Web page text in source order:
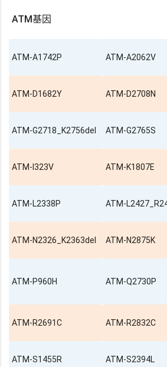
ATM基因
ATM-A1742P ATM-A2062V
ATM-D1682Y ATM-D2708N
ATM-G2718_K2756del ATM-G2765S
ATM-I323V ATM-K1807E
ATM-L2338P ATM-
ATM-N2326_K2363del ATM-N2875K
ATM-P960H ATM-Q2730P
ATM-R2691C ATM-R2832C
ATM-S1455R ATM-S2394L